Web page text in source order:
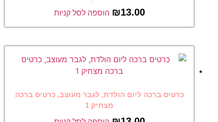
₪13.00 הוספה לסל קניות
כרטיס ברכה ליום הולדת, לגבר מעוצב, כרטיס ברכה
מצחיק 1